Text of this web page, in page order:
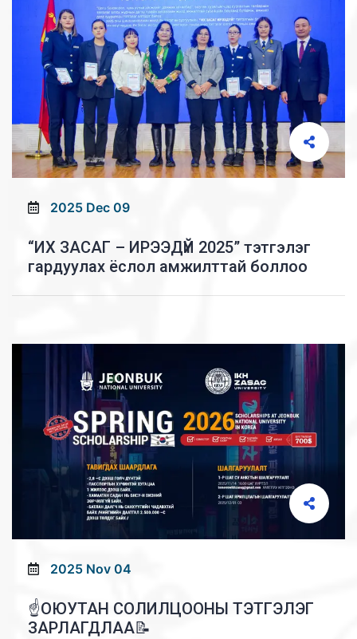
2025 Dec 09
“ИХ ЗАСАГ – ИРЭЭДҮЙ 2025” тэтгэлэг
гардуулах ёслол амжилттай боллоо
2025 Nov 04
☝️ОЮУТАН СОЛИЛЦООНЫ ТЭТГЭЛЭГ
ЗАРЛАГДЛАА📝